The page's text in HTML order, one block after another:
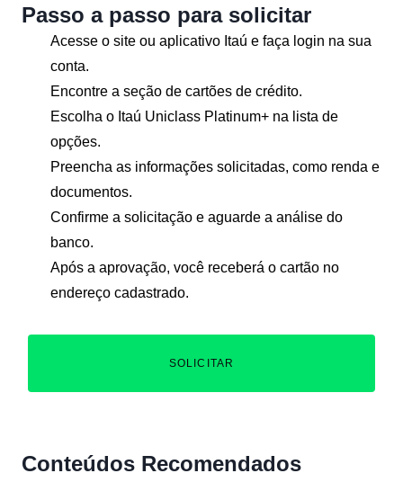
Passo a passo para solicitar
Acesse o site ou aplicativo Itaú e faça login na sua
conta.
Encontre a seção de cartões de crédito.
Escolha o Itaú Uniclass Platinum+ na lista de
opções.
Preencha as informações solicitadas, como renda e
documentos.
Confirme a solicitação e aguarde a análise do
banco.
Após a aprovação, você receberá o cartão no
endereço cadastrado.
SOLICITAR
Conteúdos Recomendados